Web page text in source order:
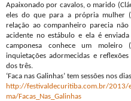
Apaixonado por cavalos, o marido
eles do que para a própria mulher
relação ao companheiro parecia
acidente no estábulo e ela é
camponesa conhece um moleiro
inquietações adormecidas e
dos três.
‘Faca nas Galinhas’ tem sessões nos
http://festivaldecuritiba.com.br/
ma/Facas_Nas_Galinhas